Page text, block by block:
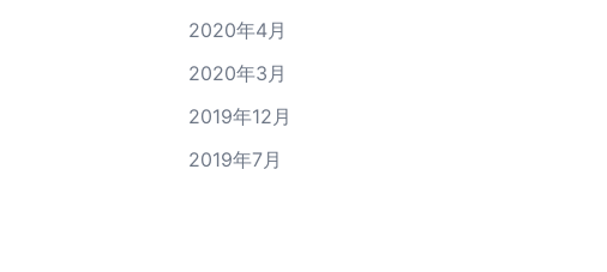
2020年4月
2020年3月
2019年12月
2019年7月